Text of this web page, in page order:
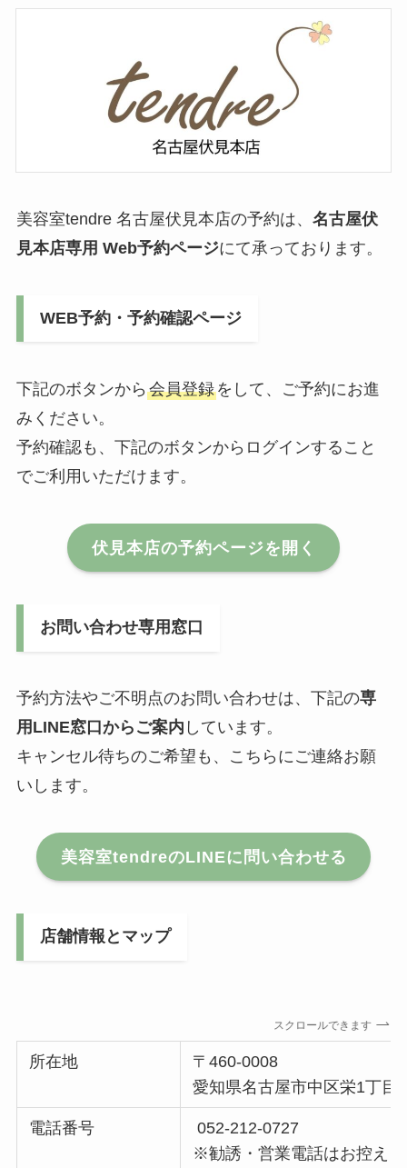
美容室tendre 名古屋伏見本店の予約は、 名古屋伏
見本店専用 Web予約ページにて承っております。
WEB予約・予約確認ページ
下記のボタンから 会員登録をして、ご予約にお進
みください。
予約確認も、下記のボタンからログインすること
でご利用いただけます。
伏見本店の予約ページを開く
お問い合わせ専用窓口
予約方法やご不明点のお問い合わせは、下記の専
用LINE窓口からご案内 しています。
キャンセル待ちのご希望も、こちらにご連絡お願
いします。
美容室tendreのLINEに問い合わせる
店舗情報とマップ
スクロールできます
所在地
〒460-0008
愛知県名古屋市中区栄1丁目
電話番号
052-212-0727
※勧誘・営業電話はお控え